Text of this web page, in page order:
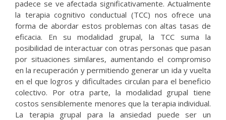
padece se ve afectada significativamente. Actualmente
la terapia cognitivo conductual (TCC) nos ofrece una
forma de abordar estos problemas con altas tasas de
eficacia. En su modalidad grupal, la TCC suma la
posibilidad de interactuar con otras personas que pasan
por situaciones similares, aumentando el compromiso
en la recuperación y permitiendo generar un ida y vuelta
en el que logros y dificultades circulan para el beneficio
colectivo. Por otra parte, la modalidad grupal tiene
costos sensiblemente menores que la terapia individual.
La terapia grupal para la ansiedad puede ser un